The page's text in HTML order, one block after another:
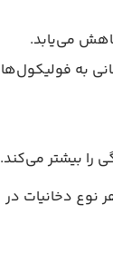
می‌یابد.
به فولیکول‌ها
را بیشتر می‌کند.
نوع دخانیات در